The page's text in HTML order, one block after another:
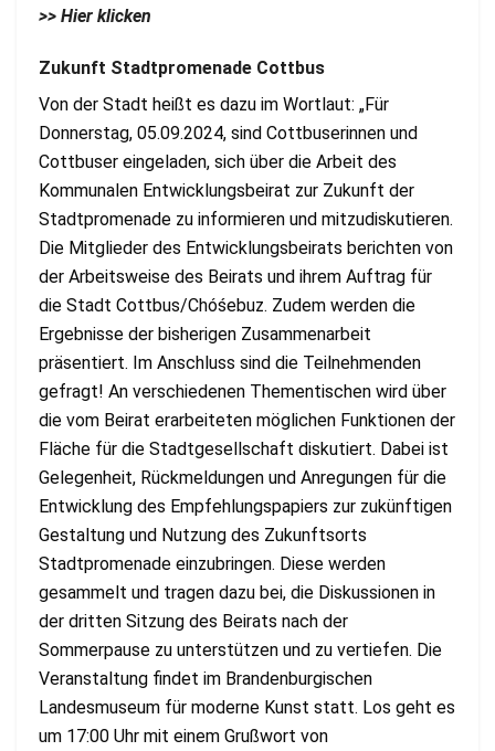
>> Hier klicken
Zukunft Stadtpromenade Cottbus
Von der Stadt heißt es dazu im Wortlaut: „Für
Donnerstag, 05.09.2024, sind Cottbuserinnen und
Cottbuser eingeladen, sich über die Arbeit des
Kommunalen Entwicklungsbeirat zur Zukunft der
Stadtpromenade zu informieren und mitzudiskutieren.
Die Mitglieder des Entwicklungsbeirats berichten von
der Arbeitsweise des Beirats und ihrem Auftrag für
die Stadt Cottbus/Chóśebuz. Zudem werden die
Ergebnisse der bisherigen Zusammenarbeit
präsentiert. Im Anschluss sind die Teilnehmenden
gefragt! An verschiedenen Thementischen wird über
die vom Beirat erarbeiteten möglichen Funktionen der
Fläche für die Stadtgesellschaft diskutiert. Dabei ist
Gelegenheit, Rückmeldungen und Anregungen für die
Entwicklung des Empfehlungspapiers zur zukünftigen
Gestaltung und Nutzung des Zukunftsorts
Stadtpromenade einzubringen. Diese werden
gesammelt und tragen dazu bei, die Diskussionen in
der dritten Sitzung des Beirats nach der
Sommerpause zu unterstützen und zu vertiefen. Die
Veranstaltung findet im Brandenburgischen
Landesmuseum für moderne Kunst statt. Los geht es
um 17:00 Uhr mit einem Grußwort von